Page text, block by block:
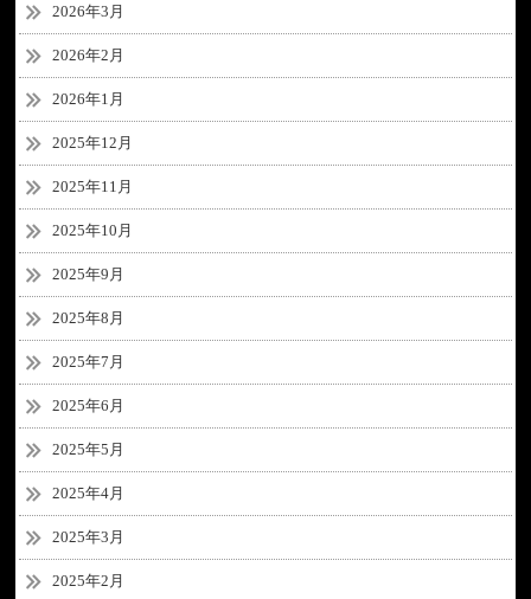
2026年3月
2026年2月
2026年1月
2025年12月
2025年11月
2025年10月
2025年9月
2025年8月
2025年7月
2025年6月
2025年5月
2025年4月
2025年3月
2025年2月